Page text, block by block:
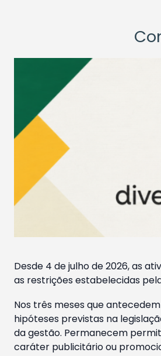
Desde 4 de julho de 2026, as
as restrições estabelecidas
Nos três meses que
hipóteses previstas na
da gestão. Permanecem
caráter publicitário ou